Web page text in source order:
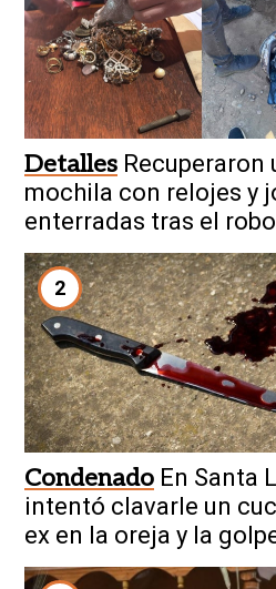
Detalles Recuperaron
mochila con relojes y
enterradas tras el
Peatonal
2
Condenado En Santa
intentó clavarle un
ex en la oreja y la
brutalmente